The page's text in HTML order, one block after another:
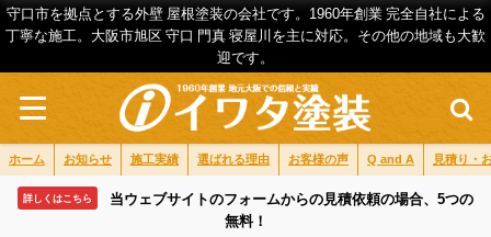
守口市を拠点とする外壁 屋根塗装の会社です。1960年創業 完全自社による
丁寧な施工。大阪市旭区 守口 門真 寝屋川を主に対応。その他の地域も大歓
迎です。
ホーム お知らせ 施工実績 選ばれる理由 お客様の声 Q and A 見積り・
詳しくはこちら
当ウェブサイトのフォームからの見積依頼の場合、5つの
無料！